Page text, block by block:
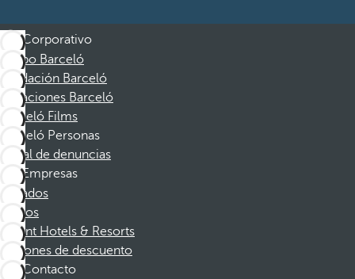
Corporativo
Grupo Barceló
Fundación Barceló
Vacaciones Barceló
Barceló Films
Barceló Personas
Canal de denuncias
Empresas
Afiliados
Socios
Dorint Hotels & Resorts
Cupones de descuento
Contacto